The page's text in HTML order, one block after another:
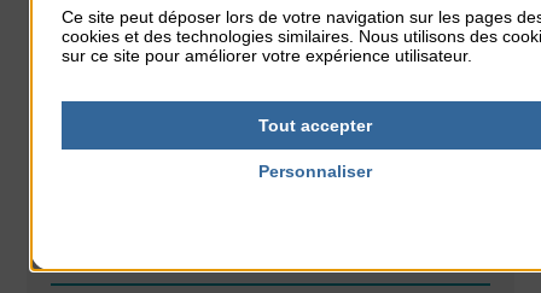
Réveil musculaire
du 10 Août au 14 Août
Plage du passous
Ce site peut déposer lors de votre navigation sur les pages
cookies et des technologies similaires. Nous utilisons des
sur ce site pour améliorer votre expérience utilisateur.
Tout accepter
Personnaliser